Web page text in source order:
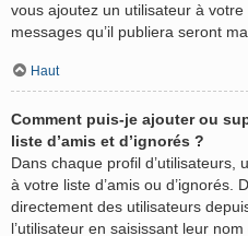
vous ajoutez un utilisateur à votre
messages qu’il publiera seront
Haut
Comment puis-je ajouter ou
liste d’amis et d’ignorés ?
Dans chaque profil d’utilisateurs,
à votre liste d’amis ou d’ignorés.
directement des utilisateurs
l’utilisateur en saisissant leur